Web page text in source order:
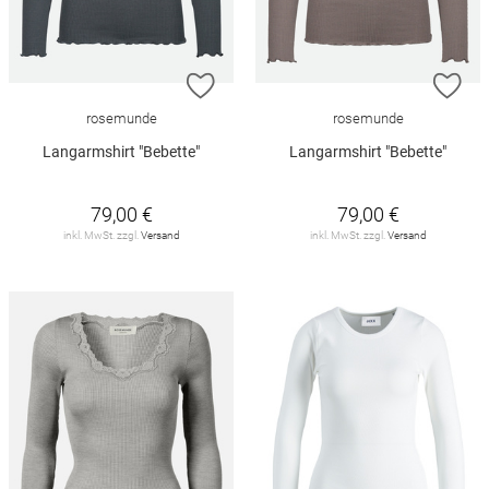
ZUR WUNSCHLISTE HINZUFÜGEN
rosemunde
Langarmshirt "Bebette"
79,00 €
inkl. MwSt. zzgl. Versand
rosemunde
Langarmshirt "Bebette"
79,00 €
inkl. MwSt. zzgl. Versand